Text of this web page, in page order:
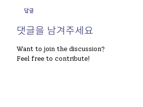
답글
댓글을 남겨주세요
Want to join the discussion?
Feel free to contribute!